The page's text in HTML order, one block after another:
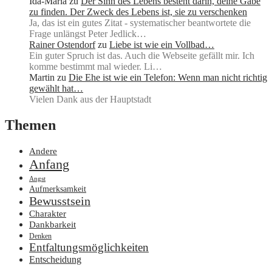
zu finden. Der Zweck des Lebens ist, sie zu verschenken
Ja, das ist ein gutes Zitat - systematischer beantwortete die
Frage unlängst Peter Jedlick…
Rainer Ostendorf zu Liebe ist wie ein Vollbad…
Ein guter Spruch ist das. Auch die Webseite gefällt mir. Ich
komme bestimmt mal wieder. Li…
Martin zu Die Ehe ist wie ein Telefon: Wenn man nicht richtig
gewählt hat…
Vielen Dank aus der Hauptstadt
Themen
Andere
Anfang
Angst
Aufmerksamkeit
Bewusstsein
Charakter
Dankbarkeit
Denken
Entfaltungsmöglichkeiten
Entscheidung